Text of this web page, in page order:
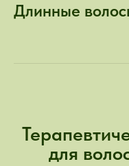
Длинные
для